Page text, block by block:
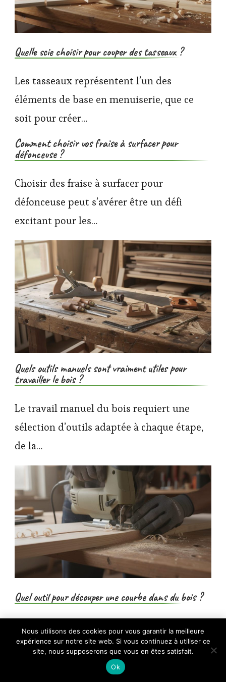
Quelle scie choisir pour couper des tasseaux ?
Les tasseaux représentent l’un des
éléments de base en menuiserie, que ce
soit pour créer…
Comment choisir vos fraise à surfacer pour
défonceuse ?
Choisir des fraise à surfacer pour
défonceuse peut s’avérer être un défi
excitant pour les…
Quels outils manuels sont vraiment utiles pour
travailler le bois ?
Le travail manuel du bois requiert une
sélection d’outils adaptée à chaque étape,
de la…
Quel outil pour découper une courbe dans du bois ?
Obtenir des courbes parfaitement ajustées
dans le bois relève souvent du défi pour
×
🔥 TOP VENTE
KATSU 10 pièces Kit de Guides de Routeur
de Modèle en Laiton…
Voir l'offre
Nous utilisons des cookies pour vous garantir la meilleure
expérience sur notre site web. Si vous continuez à utiliser ce
site, nous supposerons que vous en êtes satisfait.
Ok